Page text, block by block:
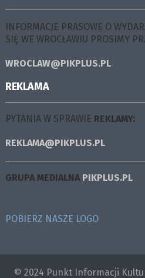
INFORMACJE PRASOWE O
SIĘ WE WROCŁAWIU PROSIMY
WROCLAW@PIKPLUS.PL
REKLAMA
PYTANIA W SPRAWIE REKLAMY:
REKLAMA@PIKPLUS.PL
GRUPA MEDIALNA PIKPLUS.PL
POBIERZ NASZE LOGO
© 2024 Punkt Informacji